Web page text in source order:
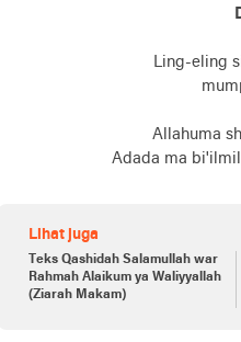
Ling-eling
Allahuma
Adada ma
Lihat juga
Teks Qashidah Salamullah war
Rahmah Alaikum ya Waliyyallah
(Ziarah Makam)